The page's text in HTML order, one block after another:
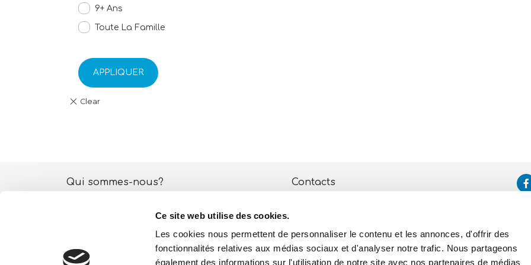
Ce site web utilise des cookies.
Les cookies nous permettent de personnaliser le contenu et les annonces, d'offrir des
fonctionnalités relatives aux médias sociaux et d'analyser notre trafic. Nous partageons
également des informations sur l'utilisation de notre site avec nos partenaires de médias
9+ Ans
Toute La Famille
APPLIQUER
Qui sommes-nous?
Boutique
Contacts
Politique de Confidentialité et de Cookies